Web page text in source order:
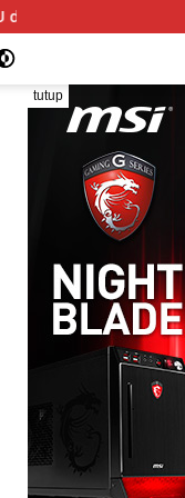
Indonesia
tutup